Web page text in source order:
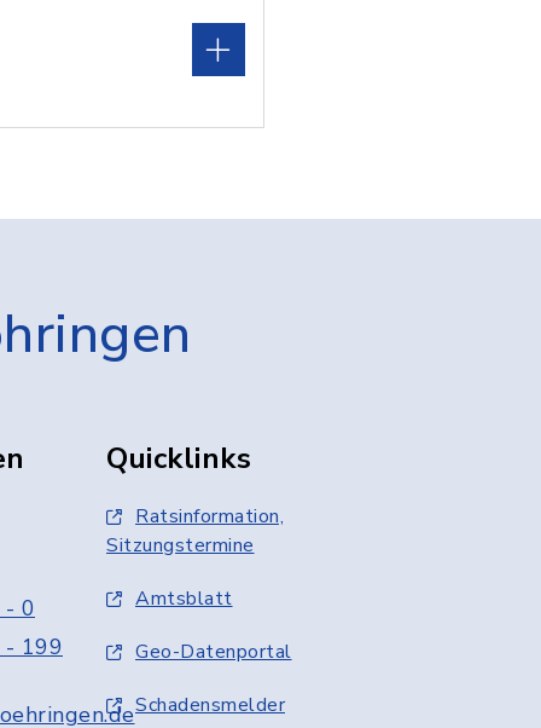
0
199
Quicklinks
Ratsinformation,
Sitzungstermine
Amtsblatt
Geo-Datenportal
Schadensmelder